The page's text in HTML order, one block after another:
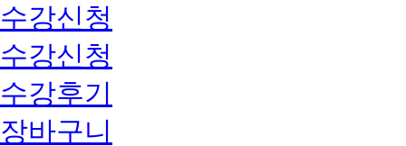
수강신청
수강신청
수강후기
장바구니